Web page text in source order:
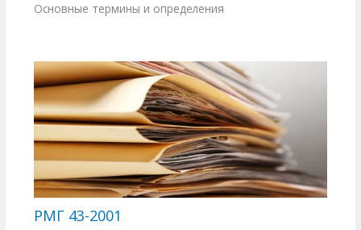
Основные термины и определения
РМГ 43-2001